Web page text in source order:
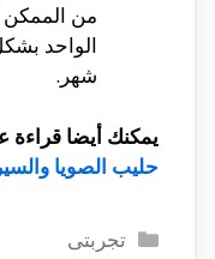
الواحد
شهر.
يمكنك أيضا قراءة
حليب الصويا
التصنيفات
تجربتى